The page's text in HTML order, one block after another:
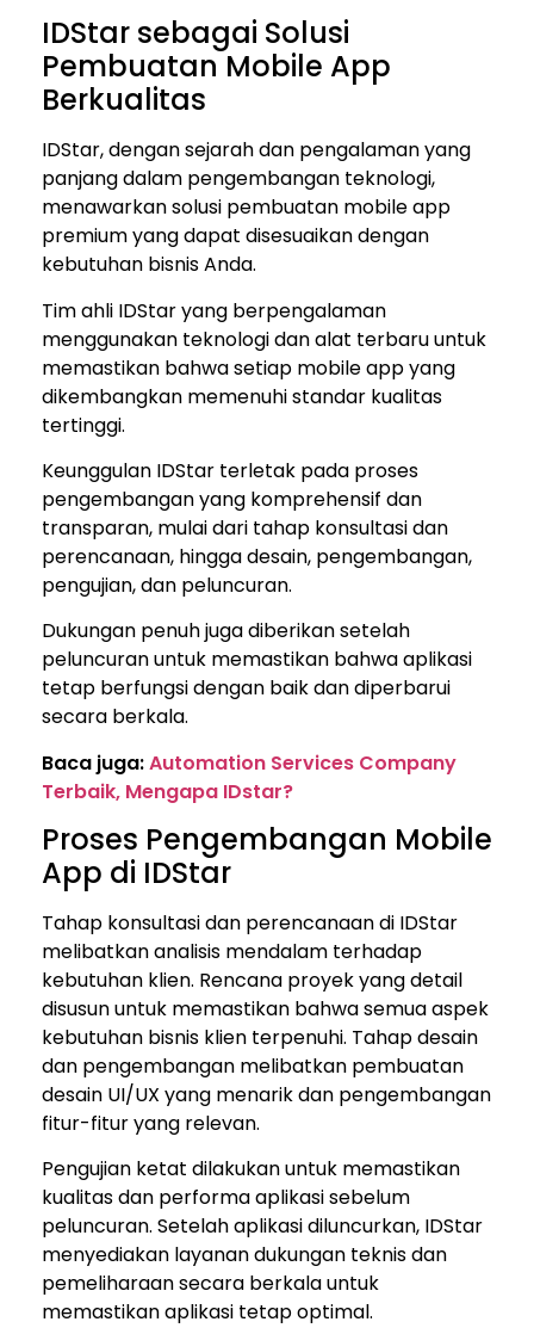
IDStar sebagai Solusi
Pembuatan Mobile App
Berkualitas
IDStar, dengan sejarah dan pengalaman yang
panjang dalam pengembangan teknologi,
menawarkan solusi pembuatan mobile app
premium yang dapat disesuaikan dengan
kebutuhan bisnis Anda.
Tim ahli IDStar yang berpengalaman
menggunakan teknologi dan alat terbaru untuk
memastikan bahwa setiap mobile app yang
dikembangkan memenuhi standar kualitas
tertinggi.
Keunggulan IDStar terletak pada proses
pengembangan yang komprehensif dan
transparan, mulai dari tahap konsultasi dan
perencanaan, hingga desain, pengembangan,
pengujian, dan peluncuran.
Dukungan penuh juga diberikan setelah
peluncuran untuk memastikan bahwa aplikasi
tetap berfungsi dengan baik dan diperbarui
secara berkala.
Baca juga:Automation Services Company
Terbaik, Mengapa IDstar?
Proses Pengembangan Mobile
App di IDStar
Tahap konsultasi dan perencanaan di IDStar
melibatkan analisis mendalam terhadap
kebutuhan klien. Rencana proyek yang detail
disusun untuk memastikan bahwa semua aspek
kebutuhan bisnis klien terpenuhi. Tahap desain
dan pengembangan melibatkan pembuatan
desain UI/UX yang menarik dan pengembangan
fitur-fitur yang relevan.
Pengujian ketat dilakukan untuk memastikan
kualitas dan performa aplikasi sebelum
peluncuran. Setelah aplikasi diluncurkan, IDStar
menyediakan layanan dukungan teknis dan
pemeliharaan secara berkala untuk
memastikan aplikasi tetap optimal.